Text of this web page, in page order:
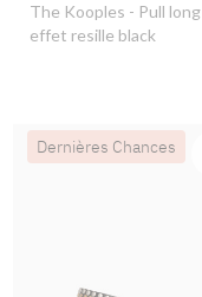
The Kooples - Pull long
effet resille black
Dernières Chances